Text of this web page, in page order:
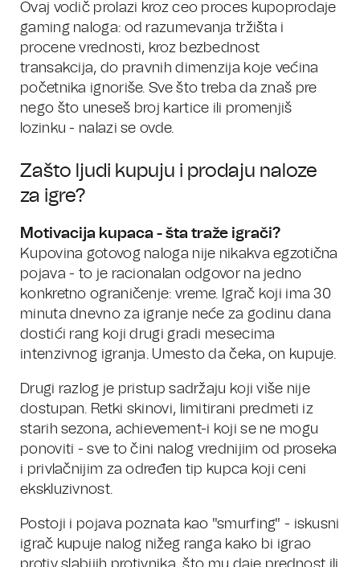
Ovaj vodič prolazi kroz ceo proces kupoprodaje
gaming naloga: od razumevanja tržišta i
procene vrednosti, kroz bezbednost
transakcija, do pravnih dimenzija koje većina
početnika ignoriše. Sve što treba da znaš pre
nego što uneseš broj kartice ili promenjiš
lozinku - nalazi se ovde.
Zašto ljudi kupuju i prodaju naloze
za igre?
Motivacija kupaca - šta traže igrači?
Kupovina gotovog naloga nije nikakva egzotična
pojava - to je racionalan odgovor na jedno
konkretno ograničenje: vreme. Igrač koji ima 30
minuta dnevno za igranje neće za godinu dana
dostići rang koji drugi gradi mesecima
intenzivnog igranja. Umesto da čeka, on kupuje.
Drugi razlog je pristup sadržaju koji više nije
dostupan. Retki skinovi, limitirani predmeti iz
starih sezona, achievement-i koji se ne mogu
ponoviti - sve to čini nalog vrednijim od proseka
i privlačnijim za određen tip kupca koji ceni
ekskluzivnost.
Postoji i pojava poznata kao "smurfing" - iskusni
igrač kupuje nalog nižeg ranga kako bi igrao